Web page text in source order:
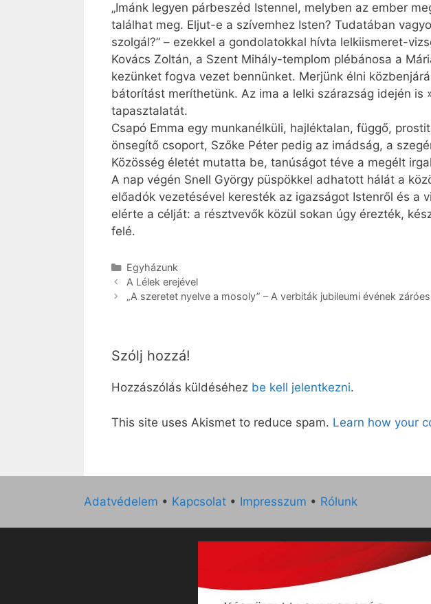
„Imánk legyen párbeszéd Istennel, melyben az ember
találhat meg. Eljut-e a szívemhez Isten? Tudatában
szolgál?” – ezekkel a gondolatokkal hívta lelkiismeret-
Kovács Zoltán, a Szent Mihály-templom plébánosa a
kezünket fogva vezet bennünket. Merjünk élni
bátorítást meríthetünk. Az ima a lelki szárazság idején
tapasztalatát.
Csapó Emma egy munkanélküli, hajléktalan, függő,
önsegítő csoport, Szőke Péter pedig az imádság, a
Közösség életét mutatta be, tanúságot téve a megélt
A nap végén Snell György püspökkel adhatott hálát a
előadók vezetésével keresték az igazságot Istenről és a
elérte a célját: a résztvevők közül sokan úgy érezték,
felé.
Kategória
Egyházunk
A Lélek erejével
„A szeretet nyelve a mosoly” – A verbiták jubileumi évének
Szólj hozzá!
Hozzászólás küldéséhez be kell jelentkezni.
This site uses Akismet to reduce spam. Learn how your
Adatvédelem • Kapcsolat • Impresszum • Rólunk